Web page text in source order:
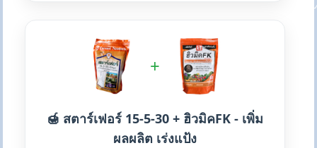
+
🍯 สตาร์เฟอร์ 15-5-30 + ฮิวมิคFK - เพิ่ม
ผลผลิต เร่งแป้ง